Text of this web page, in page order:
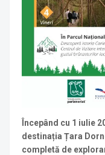
Începând cu 1 iulie
destinația Țara
completă de